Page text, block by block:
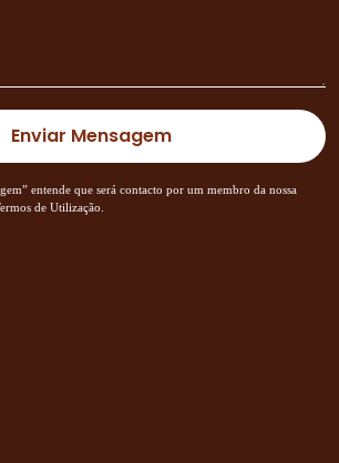
entende que será contacto por um membro da nossa
de Utilização.